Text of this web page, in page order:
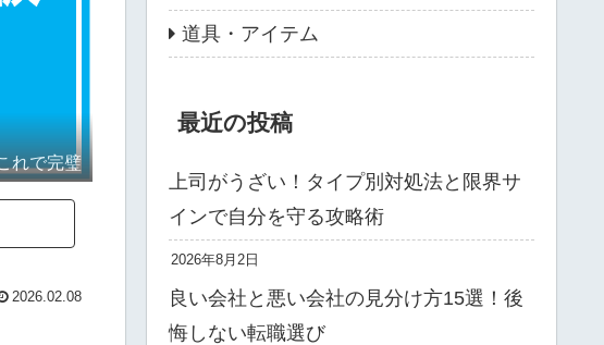
れで完璧
2026.02.08
道具・アイテム
最近の投稿
上司がうざい！タイプ別対処法と限界サ
インで自分を守る攻略術
2026年8月2日
良い会社と悪い会社の見分け方15選！後
悔しない転職選び